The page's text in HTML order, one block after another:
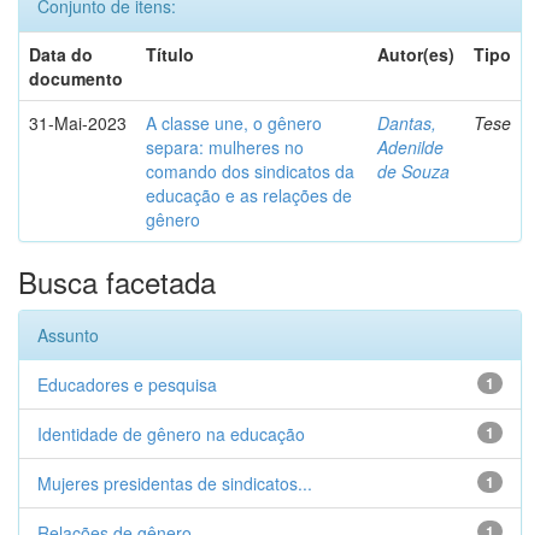
Conjunto de itens:
Data do
documento
Título Autor(es) Tipo
31-Mai-2023
A classe une, o gênero
separa: mulheres no
comando dos sindicatos da
educação e as relações de
gênero
Dantas,
Adenilde
de Souza
Tese
Busca facetada
Assunto
1
Educadores e pesquisa
1
Identidade de gênero na educação
1
Mujeres presidentas de sindicatos...